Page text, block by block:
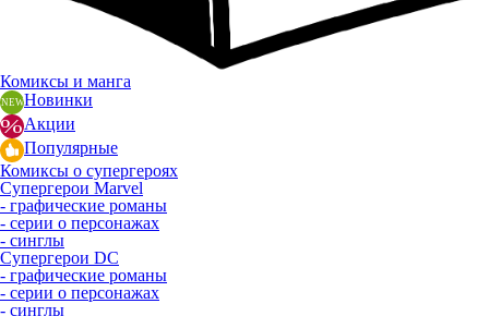
Комиксы и манга
Новинки
Акции
Популярные
Комиксы о супергероях
Супергерои Marvel
- графические романы
- серии о персонажах
- синглы
Супергерои DC
- графические романы
- серии о персонажах
- синглы